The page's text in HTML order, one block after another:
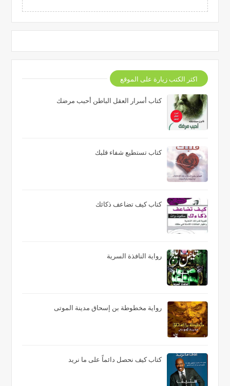
اكثر الكتب زيارة على الموقع
كتاب أسرار العقل الباطن أحبب مرضك
كتاب تستطيع شفاء قلبك
كتاب كيف تضاعف ذكائك
رواية النافذة السرية
رواية مخطوطة بن إسحاق مدينة الموتى
كتاب كيف نحصل دائماً على ما نريد